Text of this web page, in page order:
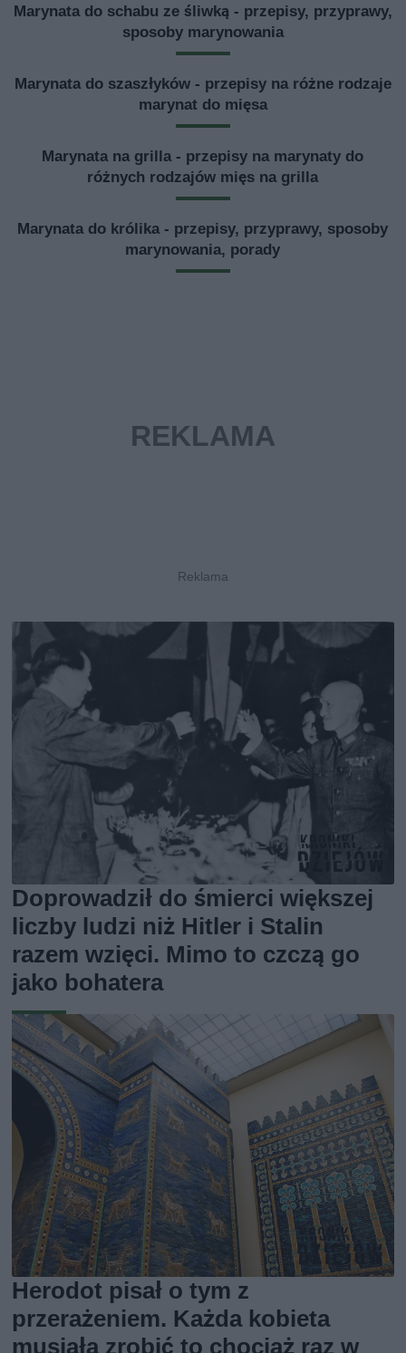
Marynata do schabu ze śliwką - przepisy, przyprawy,
sposoby marynowania
Marynata do szaszłyków - przepisy na różne rodzaje
marynat do mięsa
Marynata na grilla - przepisy na marynaty do
różnych rodzajów mięs na grilla
Marynata do królika - przepisy, przyprawy, sposoby
marynowania, porady
Doprowadził do śmierci większej
liczby ludzi niż Hitler i Stalin
razem wzięci. Mimo to czczą go
jako bohatera
Herodot pisał o tym z
przerażeniem. Każda kobieta
musiała zrobić to chociaż raz w